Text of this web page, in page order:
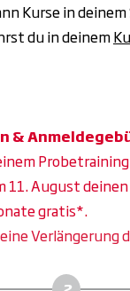
Kurse in
du in deinem
&
11. August
gratis*.
Verlängerung